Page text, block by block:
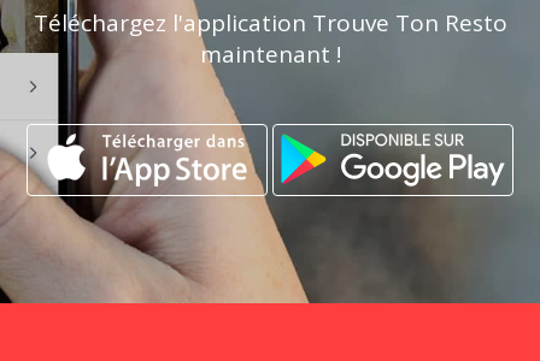
Téléchargez l'application Trouve Ton Resto
maintenant !